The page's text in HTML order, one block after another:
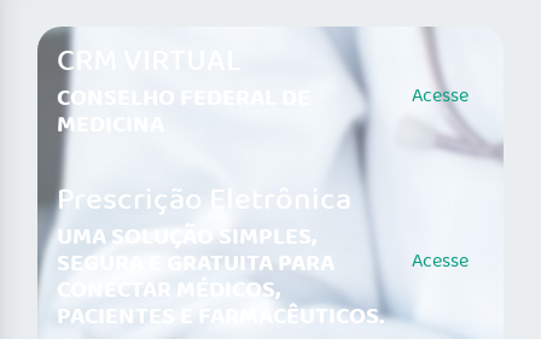
CRM VIRTUAL
CONSELHO FEDERAL DE
MEDICINA
Acesse
Prescrição Eletrônica
UMA SOLUÇÃO SIMPLES,
SEGURA E GRATUITA PARA
CONECTAR MÉDICOS,
PACIENTES E FARMACÊUTICOS.
Acesse